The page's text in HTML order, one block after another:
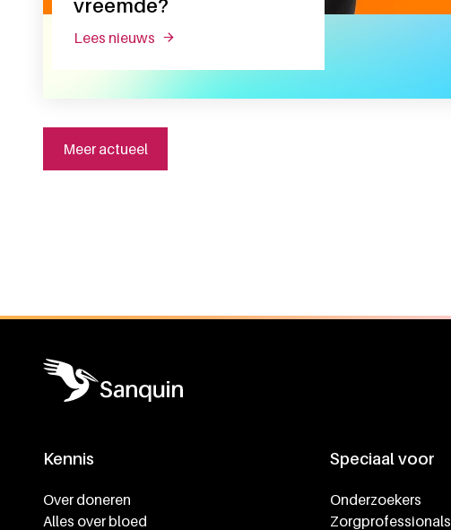
vreemde?
lees nieuws over waarom help je een vreemde?
Meer actueel
Kennis
Over doneren
Alles over bloed
Speciaal voor
Onderzoekers
Zorgprofessionals